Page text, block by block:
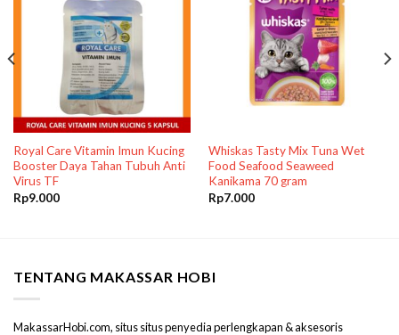
Royal Care Vitamin Imun Kucing
Booster Daya Tahan Tubuh Anti
Virus TF
Rp9.000
Whiskas Tasty Mix Tuna Wet
Food Seafood Seaweed
Kanikama 70 gram
Rp7.000
TENTANG MAKASSAR HOBI
MakassarHobi.com, situs situs penyedia perlengkapan & aksesoris